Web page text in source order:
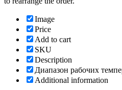
Image
Price
Add to cart
SKU
Description
Диапазон рабочих
Additional information